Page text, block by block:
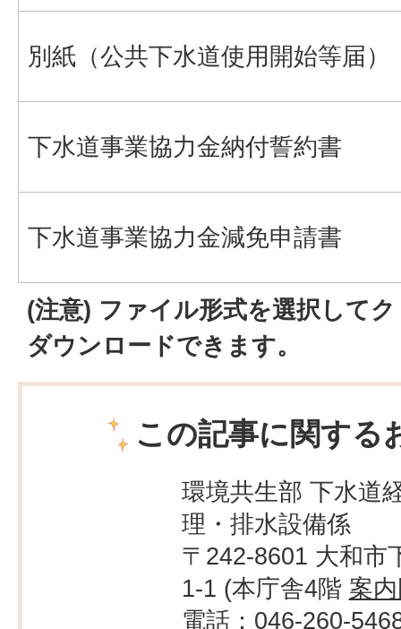
別紙（公共下水道使用開始等届）
下水道事業協力金納付誓約書
下水道事業協力金減免申請書
(注意) ファイル形式を選択して
ダウンロードできます。
この記事に関する
環境共生部 下水道
理・排水設備係
〒242-8601 大和市
1-1 (本庁舎4階 案
電話：046-260-